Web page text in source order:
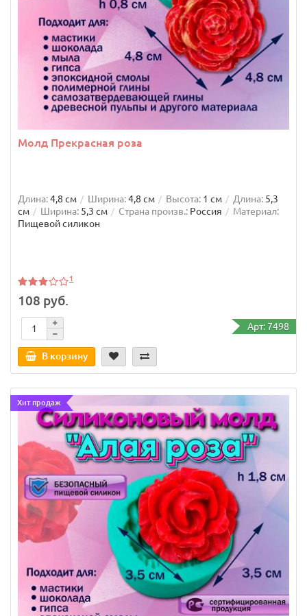
8
126 руб.
Арт: 2673
В корзину
Молд Прекрасная роза
Длина:4,8 см Ширина:4,8 см Высота: 1 см Длина: 5,3
см
Ширина: 5,3 см Страна произв.: Россия
Материал:
Пищевой силикон
1
108 руб.
Арт: 7498
В корзину
Хит продаж